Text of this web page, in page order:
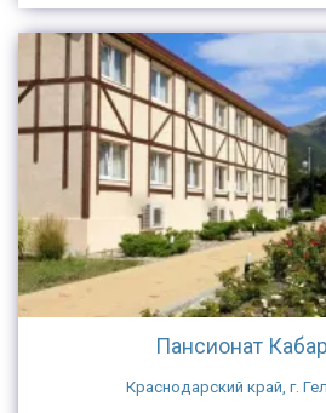
Пансионат
Краснодарский край, г.